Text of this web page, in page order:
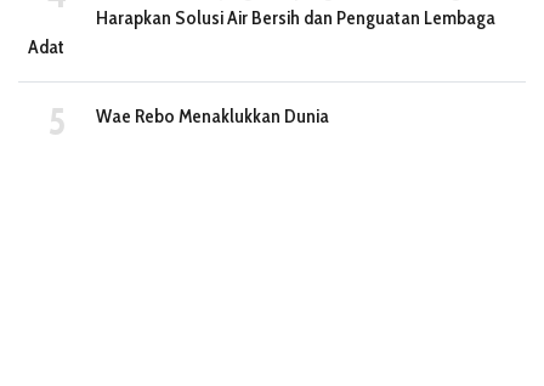
Harapkan Solusi Air Bersih dan Penguatan Lembaga
Adat
Wae Rebo Menaklukkan Dunia